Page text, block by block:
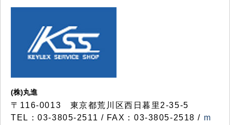
(株)丸進
〒116-0013 東京都荒川区西日暮里2-35-5
TEL：03-3805-2511 / FAX：03-3805-2518 / m